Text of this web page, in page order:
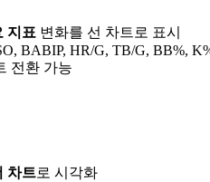
지표 변화를 선 차트로 표시
BABIP, HR/G, TB/G, BB%,
전환 가능
차트로 시각화